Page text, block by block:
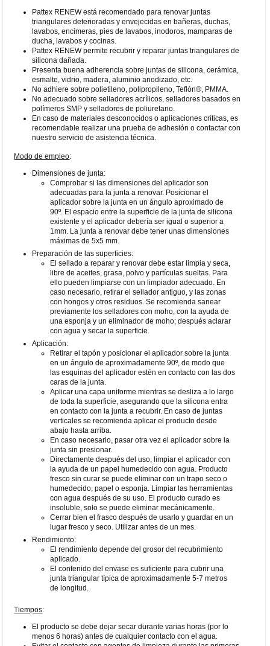
Pattex RENEW está recomendado para renovar juntas
triangulares deterioradas y envejecidas en bañeras, duchas,
lavabos, encimeras, pies de lavabos, inodoros, mamparas de
ducha, lavabos y cocinas.
Pattex RENEW permite recubrir y reparar juntas triangulares de
silicona dañada.
Presenta buena adherencia sobre juntas de silicona, cerámica,
esmalte, vidrio, madera, aluminio anodizado, etc.
No adhiere sobre polietileno, polipropileno, Teflón®, PMMA.
No adecuado sobre selladores acrílicos, selladores basados en
polímeros SMP y selladores de poliuretano.
En caso de materiales desconocidos o aplicaciones críticas, es
recomendable realizar una prueba de adhesión o contactar con
nuestro servicio de asistencia técnica.
Modo de empleo:
Dimensiones de junta:
Comprobar si las dimensiones del aplicador son
adecuadas para la junta a renovar. Posicionar el
aplicador sobre la junta en un ángulo aproximado de
90º. El espacio entre la superficie de la junta de silicona
existente y el aplicador debería ser igual o superior a
1mm. La junta a renovar debe tener unas dimensiones
máximas de 5x5 mm.
Preparación de las superficies:
El sellado a reparar y renovar debe estar limpia y seca,
libre de aceites, grasa, polvo y partículas sueltas. Para
ello pueden limpiarse con un limpiador adecuado. En
caso necesario, retirar el sellador antiguo, y las zonas
con hongos y otros residuos. Se recomienda sanear
previamente los selladores con moho, con la ayuda de
una esponja y un eliminador de moho; después aclarar
con agua y secar la superficie.
Aplicación:
Retirar el tapón y posicionar el aplicador sobre la junta
en un ángulo de aproximadamente 90º, de modo que
las esquinas del aplicador estén en contacto con las dos
caras de la junta.
Aplicar una capa uniforme mientras se desliza a lo largo
de toda la superficie, asegurando que la silicona entra
en contacto con la junta a recubrir. En caso de juntas
verticales se recomienda aplicar el producto desde
abajo hasta arriba.
En caso necesario, pasar otra vez el aplicador sobre la
junta sin presionar.
Directamente después del uso, limpiar el aplicador con
la ayuda de un papel humedecido con agua. Producto
fresco sin curar se puede eliminar con un trapo seco o
humedecido, papel o esponja. Limpiar las herramientas
con agua después de su uso. El producto curado es
insoluble, solo se puede eliminar mecánicamente.
Cerrar bien el frasco después de usarlo y guardar en un
lugar fresco y seco. Utilizar antes de un mes.
Rendimiento:
El rendimiento depende del grosor del recubrimiento
aplicado.
El contenido del envase es suficiente para cubrir una
junta triangular típica de aproximadamente 5-7 metros
de longitud.
Tiempos:
El producto se debe dejar secar durante varias horas (por lo
menos 6 horas) antes de cualquier contacto con el agua.